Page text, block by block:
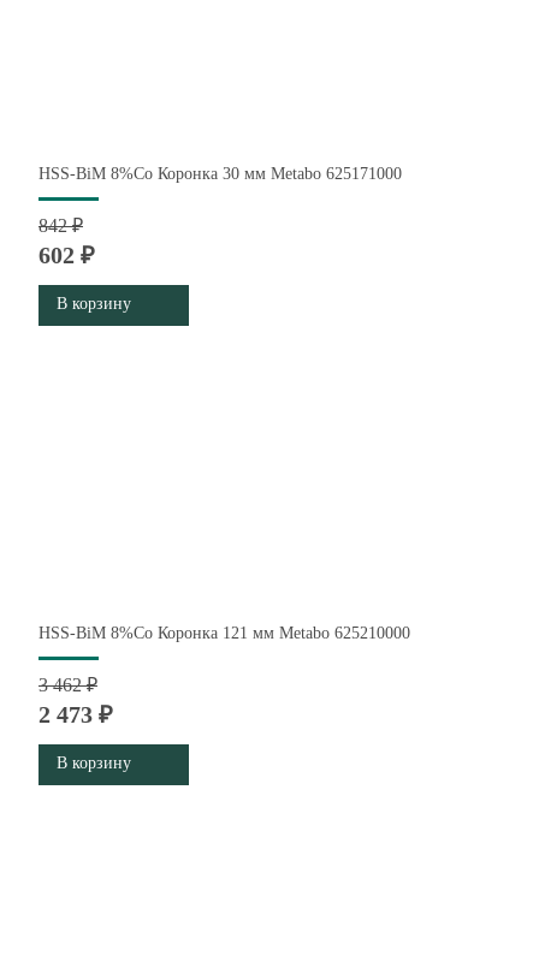
HSS-BiM 8%Co Коронка 30 мм Metabo 625171000
842 ₽
602 ₽
В корзину
HSS-BiM 8%Co Коронка 121 мм Metabo 625210000
3 462 ₽
2 473 ₽
В корзину